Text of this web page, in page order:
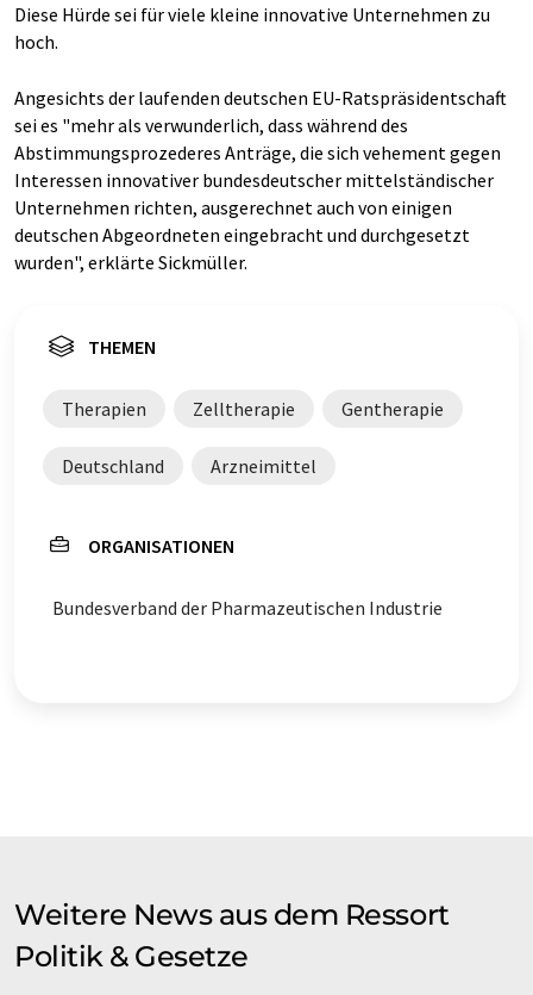
Diese Hürde sei für viele kleine innovative Unternehmen zu
hoch.
Angesichts der laufenden deutschen EU-Ratspräsidentschaft
sei es "mehr als verwunderlich, dass während des
Abstimmungsprozederes Anträge, die sich vehement gegen
Interessen innovativer bundesdeutscher mittelständischer
Unternehmen richten, ausgerechnet auch von einigen
deutschen Abgeordneten eingebracht und durchgesetzt
wurden", erklärte Sickmüller.
THEMEN
Therapien Zelltherapie Gentherapie
Deutschland Arzneimittel
ORGANISATIONEN
Bundesverband der Pharmazeutischen Industrie
Weitere News aus dem Ressort
Politik & Gesetze